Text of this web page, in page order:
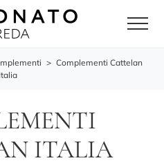
> Complementi Cattelan
Italia
ITALIA